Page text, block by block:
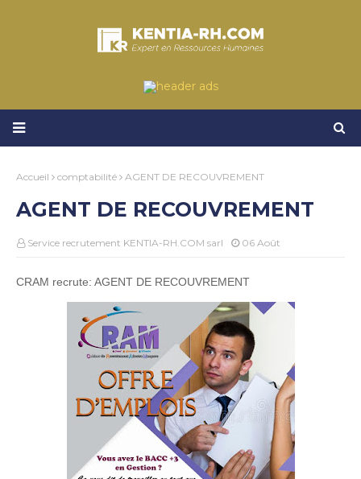
Accueil comptabilité AGENT DE RECOUVREMENT
AGENT DE RECOUVREMENT
Service recrutement KENTIA-RH.COM sarl 06 Août
CRAM recrute: AGENT DE RECOUVREMENT